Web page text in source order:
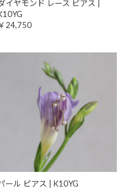
イヤモンド レース ピアス |
24,750
ール ピアス | K10YG